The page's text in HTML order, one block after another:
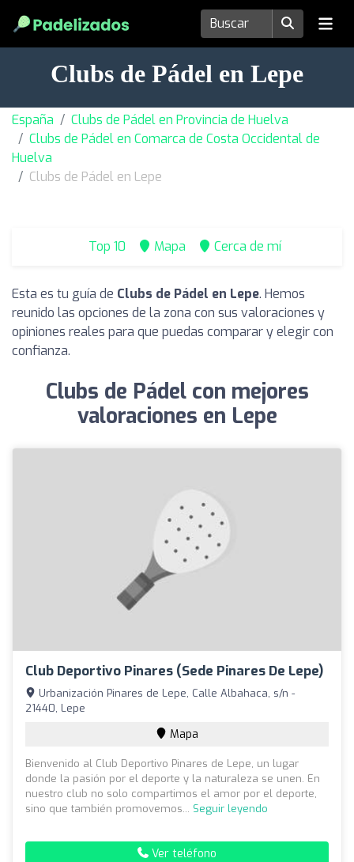
Clubs de Pádel en Lepe
España
Clubs de Pádel en Provincia de Huelva
Clubs de Pádel en Comarca de Costa Occidental de
Huelva
Clubs de Pádel en Lepe
Top 10 Mapa Cerca de mí
Esta es tu guía de Clubs de Pádel en Lepe. Hemos
reunido las opciones de la zona con sus valoraciones y
opiniones reales para que puedas comparar y elegir con
confianza.
Clubs de Pádel con mejores
valoraciones en Lepe
Club Deportivo Pinares (Sede Pinares De Lepe)
Urbanización Pinares de Lepe, Calle Albahaca, s/n -
21440, Lepe
Mapa
Bienvenido al Club Deportivo Pinares de Lepe, un lugar
donde la pasión por el deporte y la naturaleza se unen. En
nuestro club no solo compartimos el amor por el deporte,
sino que también promovemos... Seguir leyendo
Ver teléfono